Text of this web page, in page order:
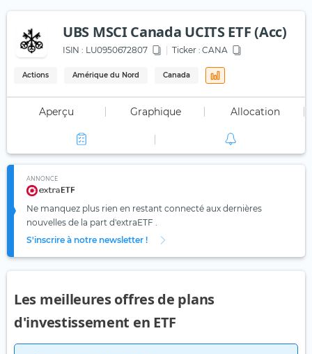
UBS MSCI Canada UCITS ETF (Acc)
ISIN : LU0950672807 Ticker : CANA
Actions Amérique du Nord Canada
Aperçu Graphique Allocation
ANNONCE
Ne manquez plus rien en restant connecté aux dernières
nouvelles de la part d'extraETF .
S'inscrire à notre newsletter !
Les meilleures offres de plans
d'investissement en ETF